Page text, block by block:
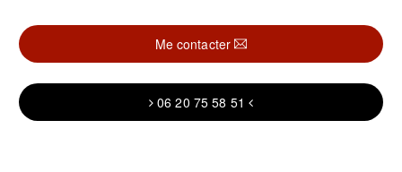
Me contacter
06 20 75 58 51